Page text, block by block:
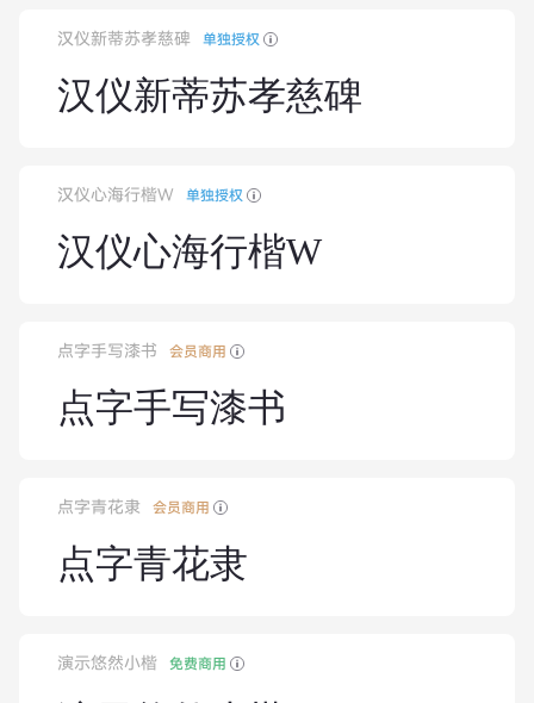
汉仪新蒂苏孝慈碑 单独授权
汉仪新蒂苏孝慈碑
汉仪心海行楷W 单独授权
汉仪心海行楷W
点字手写漆书 会员商用
点字手写漆书
点字青花隶 会员商用
点字青花隶
演示悠然小楷 免费商用